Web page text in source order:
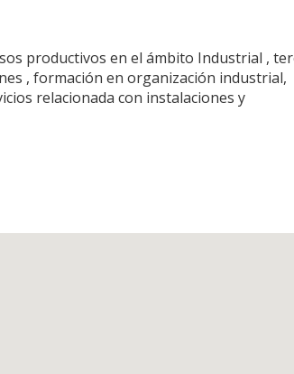
productivos en el ámbito Industrial ,
, formación en organización industrial,
relacionada con instalaciones y